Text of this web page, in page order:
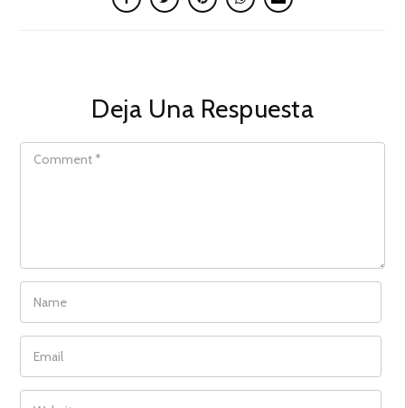
Deja Una Respuesta
COMMENT
NAME
EMAIL
WEBSITE